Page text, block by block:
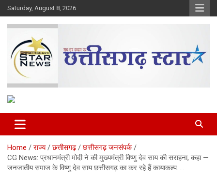
Skip
to
content
Saturday, August 8, 2026
Chhattisgarh Star
Home राज्य छत्तीसगढ़
छत्तीसगढ़ जनसंपर्क
CG News: प्रधानमंत्री मोदी ने की मुख्यमंत्री विष्णु देव साय की सराहना, कहा —
जनजातीय समाज के विष्णु देव साय छत्तीसगढ़ का कर रहे हैं कायाकल्प…..